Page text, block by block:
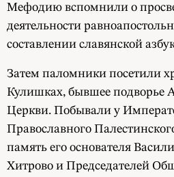
Мефодию вспомнили о
деятельности
составлении славянской
Затем паломники посетили
Кулишках, бывшее подворье
Церкви. Побывали у
Православного
память его основателя
Хитрово и Председателей